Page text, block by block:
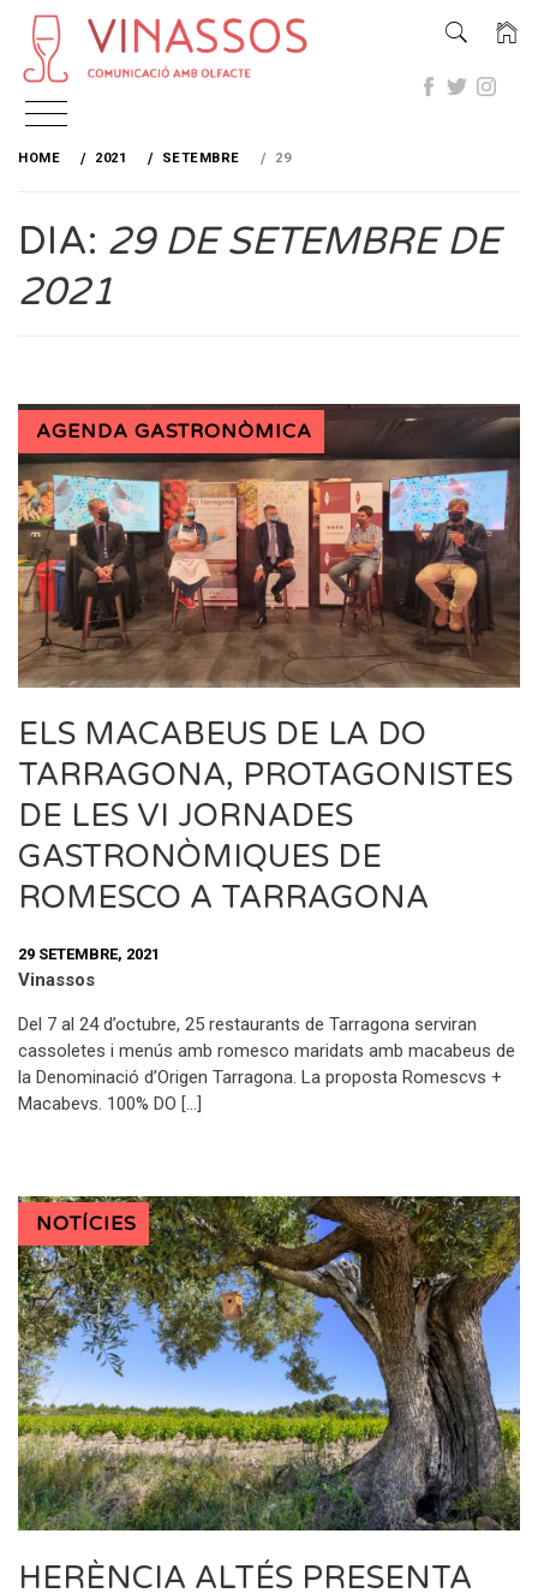
Skip
HOME 2021 SETEMBRE 29
DIA: 29 DE SETEMBRE DE
2021
AGENDA GASTRONÒMICA
ELS MACABEUS DE LA DO
TARRAGONA, PROTAGONISTES
DE LES VI JORNADES
GASTRONÒMIQUES DE
ROMESCO A TARRAGONA
29 SETEMBRE, 2021
Vinassos
Del 7 al 24 d’octubre, 25 restaurants de Tarragona serviran
cassoletes i menús amb romesco maridats amb macabeus de
la Denominació d’Origen Tarragona. La proposta Romescvs +
Macabevs. 100% DO […]
NOTÍCIES
HERÈNCIA ALTÉS PRESENTA